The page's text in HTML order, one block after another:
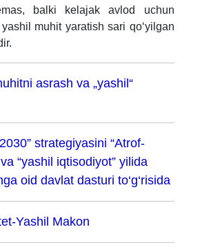
balki kelajak avlod uchun
muhit yaratish sari qo‘yilgan
asrash va „yashil“
strategiyasini “Atrof-
“yashil iqtisodiyot” yilida
oid davlat dasturi to‘g‘risida
Yashil Makon